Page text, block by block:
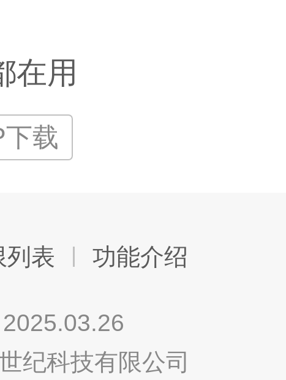
在用
载
列表 功能介绍
纪科技有限公司